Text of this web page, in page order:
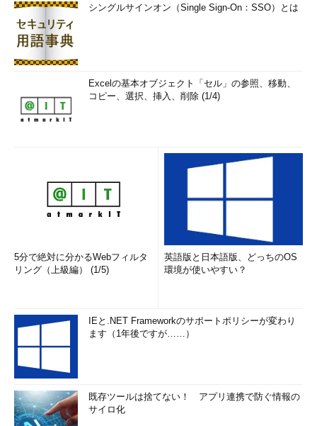
シングルサインオン（Single Sign-On：SSO）とは
Excelの基本オブジェクト「セル」の参照、移動、
コピー、選択、挿入、削除 (1/4)
5分で絶対に分かるWebフィルタ
リング（上級編） (1/5)
英語版と日本語版、どっちのOS
環境が使いやすい？
IEと.NET Frameworkのサポートポリシーが変わり
ます（1年後ですが……）
既存ツールは捨てない！ アプリ連携で防ぐ情報の
サイロ化